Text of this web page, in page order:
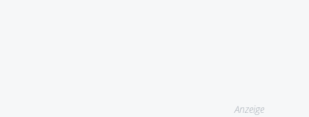
Anzeige